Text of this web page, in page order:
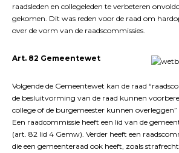
raadsleden en collegeleden te verbeteren
gekomen. Dit was reden voor de raad om
over de vorm van de raadscommissies.
Art. 82 Gemeentewet
Volgende de Gemeentewet kan de raad
de besluitvorming van de raad kunnen
college of de burgemeester kunnen
Een raadcommissie heeft een lid van de
(art. 82 lid 4 Gemw). Verder heeft een
die een gemeenteraad ook heeft, zoals